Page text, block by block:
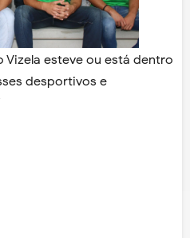
esteve ou está dentro
desportivos e